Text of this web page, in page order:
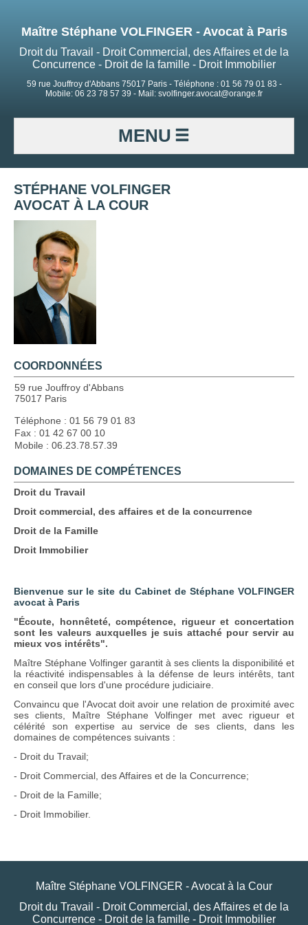
Maître Stéphane VOLFINGER - Avocat à Paris
Droit du Travail - Droit Commercial, des Affaires et de la
Concurrence - Droit de la famille - Droit Immobilier
59 rue Jouffroy d'Abbans 75017 Paris - Téléphone : 01 56 79 01 83 -
Mobile: 06 23 78 57 39 - Mail: svolfinger.avocat@orange.fr
MENU
STÉPHANE VOLFINGER
AVOCAT À LA COUR
COORDONNÉES
59 rue Jouffroy d'Abbans
75017 Paris
Téléphone : 01 56 79 01 83
Fax : 01 42 67 00 10
Mobile : 06.23.78.57.39
DOMAINES DE COMPÉTENCES
Droit du Travail
Droit commercial, des affaires et de la concurrence
Droit de la Famille
Droit Immobilier
Bienvenue sur le site du Cabinet de Stéphane VOLFINGER
avocat à Paris
"Écoute, honnêteté, compétence, rigueur et concertation
sont les valeurs auxquelles je suis attaché pour servir au
mieux vos intérêts".
Maître Stéphane Volfinger garantit à ses clients la disponibilité et
la réactivité indispensables à la défense de leurs intérêts, tant
en conseil que lors d'une procédure judiciaire.
Convaincu que l'Avocat doit avoir une relation de proximité avec
ses clients, Maître Stéphane Volfinger met avec rigueur et
célérité son expertise au service de ses clients, dans les
domaines de compétences suivants :
- Droit du Travail;
- Droit Commercial, des Affaires et de la Concurrence;
- Droit de la Famille;
- Droit Immobilier.
Maître Stéphane VOLFINGER - Avocat à la Cour
Droit du Travail - Droit Commercial, des Affaires et de la
Concurrence - Droit de la famille - Droit Immobilier